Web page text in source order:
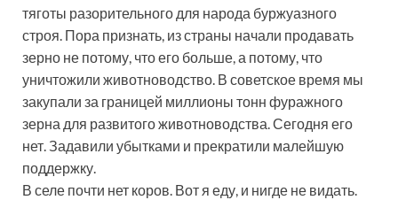
тяготы разорительного для народа буржуазного
строя. Пора признать, из страны начали продавать
зерно не потому, что его больше, а потому, что
уничтожили животноводство. В советское время мы
закупали за границей миллионы тонн фуражного
зерна для развитого животноводства. Сегодня его
нет. Задавили убытками и прекратили малейшую
поддержку.
В селе почти нет коров. Вот я еду, и нигде не видать.